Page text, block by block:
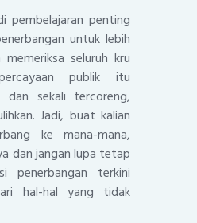
pembelajaran penting
untuk lebih
seluruh kru
publik itu
dan sekali tercoreng,
Jadi, buat kalian
ke mana-mana,
dan jangan lupa tetap
penerbangan terkini
hal-hal yang tidak